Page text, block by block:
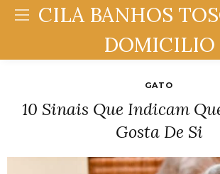
CILA BANHOS
DOMICILIO
GATO
10 Sinais Que Indicam
Gosta De Si